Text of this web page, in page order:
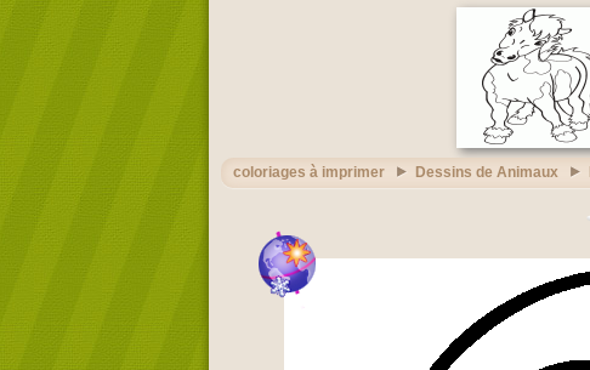
coloriages à imprimer Dessins de Animaux